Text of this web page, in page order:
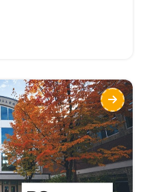
Douglas College
Описание
Курсы
Языки
крупный колледж
количеству пост-
созданных с учетом